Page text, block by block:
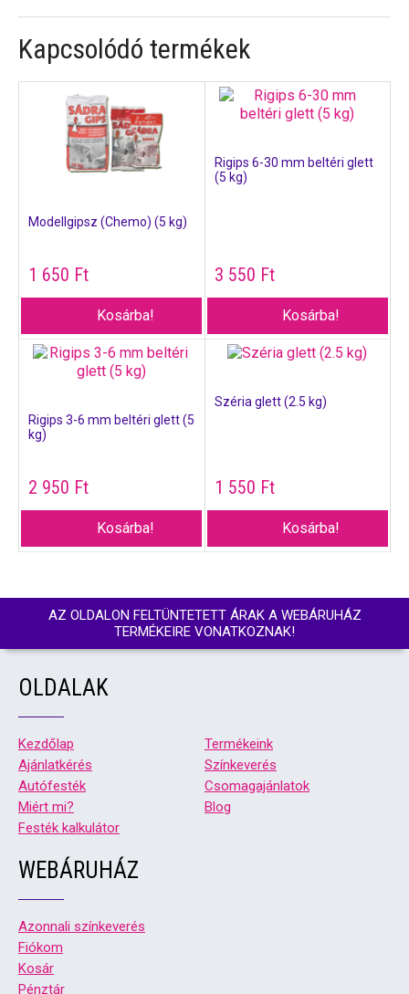
Kapcsolódó termékek
Modellgipsz (Chemo) (5 kg)
1 650 Ft
Kosárba!
Rigips 6-30 mm beltéri glett
(5 kg)
3 550 Ft
Kosárba!
Rigips 3-6 mm beltéri glett (5
kg)
2 950 Ft
Kosárba!
Széria glett (2.5 kg)
1 550 Ft
Kosárba!
AZ OLDALON FELTÜNTETETT ÁRAK A WEBÁRUHÁZ
TERMÉKEIRE VONATKOZNAK!
OLDALAK
Kezdőlap
Termékeink
Ajánlatkérés
Színkeverés
Autófesték
Csomagajánlatok
Miért mi?
Blog
Festék kalkulátor
WEBÁRUHÁZ
Azonnali színkeverés
Fiókom
Kosár
Pénztár